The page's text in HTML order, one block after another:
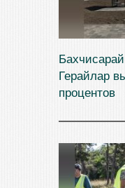
Герайлар
процентов